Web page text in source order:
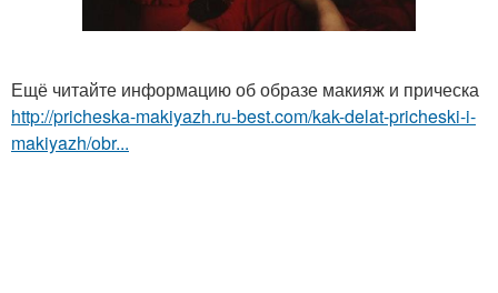
Ещё читайте информацию об образе макияж и прическа
http://pricheska-makiyazh.ru-best.com/kak-delat-pricheski-i-
makiyazh/obr...